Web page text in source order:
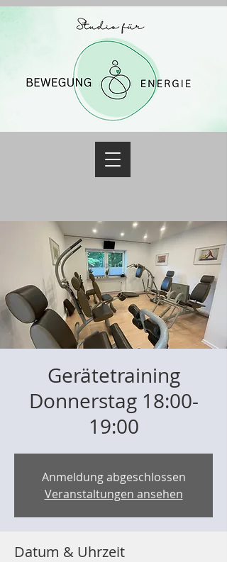
Gerätetraining
Donnerstag 18:00-
19:00
Anmeldung abgeschlossen
Veranstaltungen ansehen
Datum & Uhrzeit